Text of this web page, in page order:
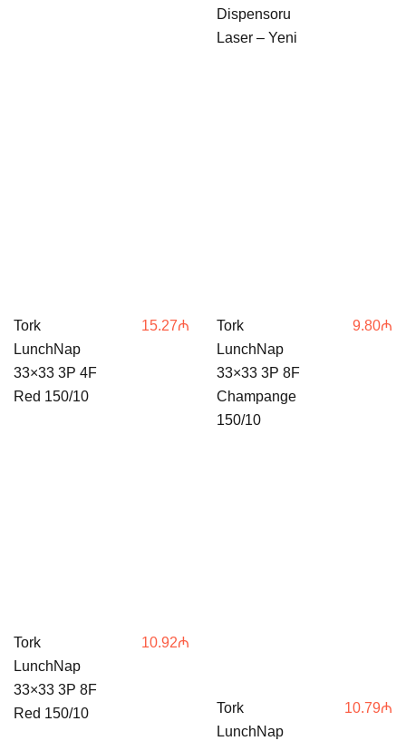
Dispensoru
Laser – Yeni
Tork
LunchNap
33×33 3P 4F
Red 150/10
15.27₼
Tork
LunchNap
33×33 3P 8F
Champange
150/10
9.80₼
Tork
LunchNap
33×33 3P 8F
Red 150/10
10.92₼
Tork
LunchNap
10.79₼